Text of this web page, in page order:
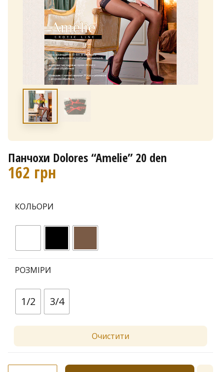
Панчохи Dolores “Amelie” 20 den
162 грн
КОЛЬОРИ
РОЗМІРИ
1/2 3/4
Очистити